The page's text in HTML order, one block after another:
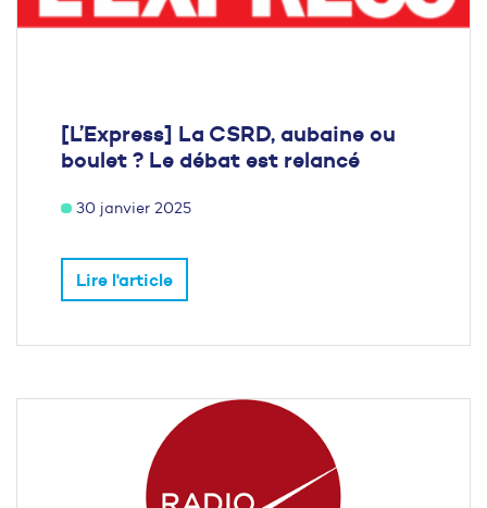
[L’Express] La CSRD, aubaine ou
boulet ? Le débat est relancé
30 janvier 2025
Lire l'article